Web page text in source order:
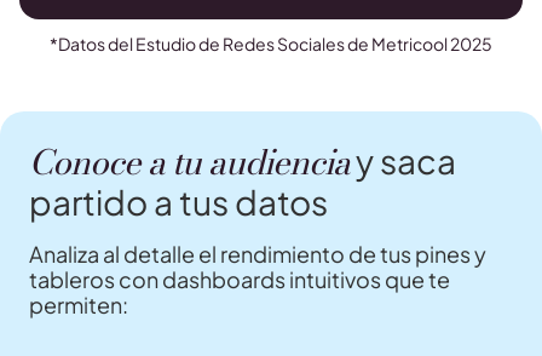
*Datos del Estudio de Redes Sociales de Metricool 2025
Conoce a tu audienciay saca
partido a tus datos
Analiza al detalle el rendimiento de tus pines y
tableros con dashboards intuitivos que te
permiten: